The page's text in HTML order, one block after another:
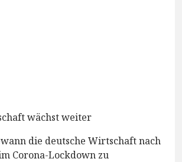
wächst weiter
die deutsche Wirtschaft nach
Corona-Lockdown zu